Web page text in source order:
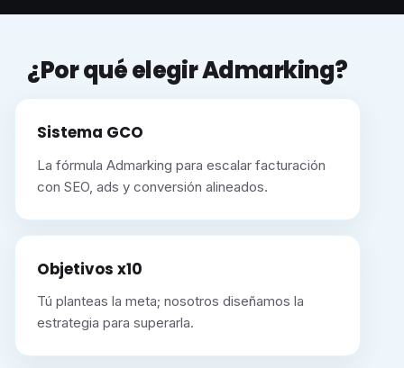
¿Por qué elegir Admarking?
Sistema GCO
La fórmula Admarking para escalar facturación
con SEO, ads y conversión alineados.
Objetivos x10
Tú planteas la meta; nosotros diseñamos la
estrategia para superarla.